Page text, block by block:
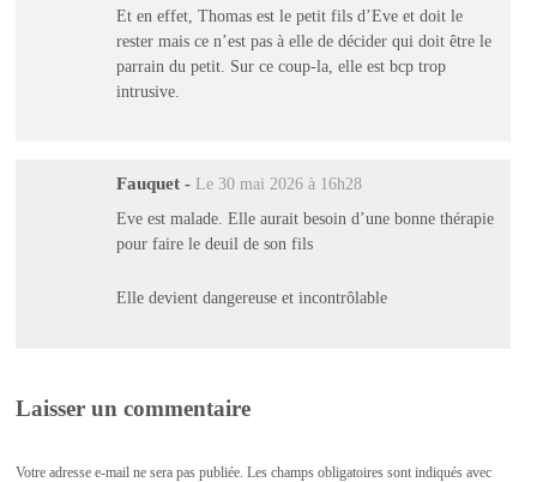
Et en effet, Thomas est le petit fils d’Eve et doit le
rester mais ce n’est pas à elle de décider qui doit être le
parrain du petit. Sur ce coup-la, elle est bcp trop
intrusive.
Fauquet - Le 30 mai 2026 à 16h28
Eve est malade. Elle aurait besoin d’une bonne thérapie
pour faire le deuil de son fils
Elle devient dangereuse et incontrôlable
Laisser un commentaire
Votre adresse e-mail ne sera pas publiée. Les champs obligatoires sont indiqués avec